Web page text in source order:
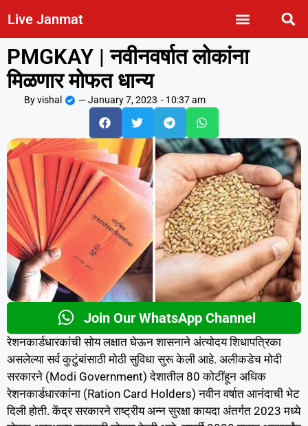
Live Janmat
PMGKAY | नवीनवर्षात लोकांना
मिळणार मोफत धान्य
Byvishal —January 7, 2023 - 10:37 am
Join Our WhatsApp Channel
रेशनकार्डधारकांची सोय लक्षात घेऊन शासनाने अंत्योदय शिधापत्रिका
असलेल्या सर्व कुटुंबांसाठी मोठी सुविधा सुरू केली आहे. अलीकडेच मोदी
सरकारने (Modi Government) देशातील 80 कोटींहून अधिक
रेशनकार्डधारकांना (Ration Card Holders) नवीन वर्षात आनंदाची भेट
दिली होती. केंद्र सरकारने राष्ट्रीय अन्न सुरक्षा कायदा अंतर्गत 2023 मध्ये